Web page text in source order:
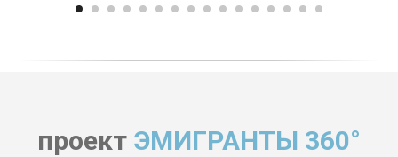
проект ЭМИГРАНТЫ 360°